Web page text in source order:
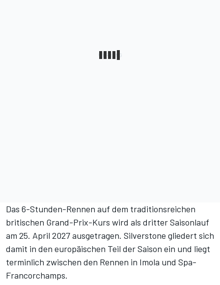
Das 6-Stunden-Rennen auf dem traditionsreichen
britischen Grand-Prix-Kurs wird als dritter Saisonlauf
am 25. April 2027 ausgetragen. Silverstone gliedert sich
damit in den europäischen Teil der Saison ein und liegt
terminlich zwischen den Rennen in Imola und Spa-
Francorchamps.